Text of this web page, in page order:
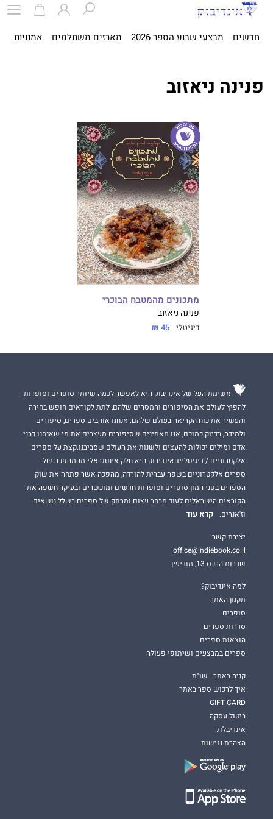
חדשים מבצעי שבוע הספר 2026 מארזים משתלמים אמנויות
פנינה ניאזוב
מתכונים מהמטבח הבוכרי
פנינה ניאזוב
דיגיטלי 45 ₪
משימת העל של אינדיבוק היא לאפשר לכמה שיותר סופרים וסופרות
להפיץ לעולם את הסיפורים והמסרים שלהם, לתת לקוראים חופש בחירה
והעשיר את כוח הקריאה בעולם שלהם. אנחנו אוהבים ספרים, סיפורים
ולמידה, בדיוק כמוכם, אנו מאמינים שסיפורים מעצבים את מי שאנחנו כבני
אדם ומילים יכולות להעצים ולשנות את העולם שסביבנו.קצת על ספרים
אלקטרוניים / דיגיטלייםאינדיבוק היא חלק אינטגראלי מהמהפכה של
ספרים אלקטרוניים בשפה עברית להורדה, מהפכה אשר פתחה את שוק
הספרים בפני המון סופרים וסופרות חדשים ומוכשרים ובעיקר חשפה את
הקוראים הישראלים לעוד מבחר עצום ומרתק של ספרים בשלל נושאים
וז'אנרים.
קרא עוד
יצירת קשר
office@indiebook.co.il
שדרות הרכס 13, מודיעין
למה אינדיבוק?
תקנון האתר
סופרים
סדרות ספרים
הוצאות ספרים
ספרים במבצעים ושיתופי פעולה
קניה באתר - שו"ת
איך לרכוש ספר באתר
GIFT CARD
ביטול עסקה
אינדיבלוג
הצהרת נגישות